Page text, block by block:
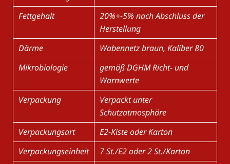
Fettgehalt
20%+-5% nach Abschluss der
Herstellung
Därme
Wabennetz braun, Kaliber 80
Mikrobiologie
gemäß DGHM Richt- und
Warnwerte
Verpackung
Verpackt unter
Schutzatmosphäre
Verpackungsart
E2-Kiste oder Karton
Verpackungseinheit
7 St./E2 oder 2 St./Karton